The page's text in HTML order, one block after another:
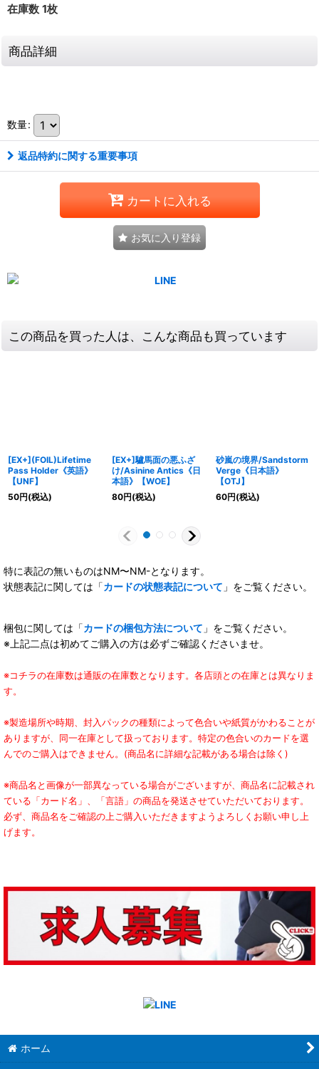
在庫数 1枚
商品詳細
数量:
返品特約に関する重要事項
カートに入れる
お気に入り登録
この商品を買った人は、こんな商品も買っています
[EX+](FOIL)Lifetime
Pass Holder《英語》
【UNF】
50円(税込)
[EX+]驢馬面の悪ふざ
け/Asinine Antics《日
本語》【WOE】
80円(税込)
砂嵐の境界/Sandstorm
Verge《日本語》
【OTJ】
60円(税込)
特に表記の無いものはNM〜NM-となります。
状態表記に関しては「カードの状態表記について 」をご覧ください。
梱包に関しては「カードの梱包方法について 」をご覧ください。
※上記二点は初めてご購入の方は必ずご確認くださいませ。
※コチラの在庫数は通販の在庫数となります。各店頭との在庫とは異なりま
す。
※製造場所や時期、封入パックの種類によって色合いや紙質がかわることが
ありますが、同一在庫として扱っております。特定の色合いのカードを選
んでのご購入はできません。(商品名に詳細な記載がある場合は除く)
※商品名と画像が一部異なっている場合がございますが、商品名に記載され
ている「カード名」、「言語」の商品を発送させていただいております。
必ず、商品名をご確認の上ご購入いただきますようよろしくお願い申し上
げます。
ホーム